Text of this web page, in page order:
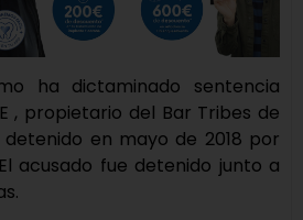
ha dictaminado sentencia
, propietario del Bar Tribes de
detenido en mayo de 2018 por
acusado fue detenido junto a